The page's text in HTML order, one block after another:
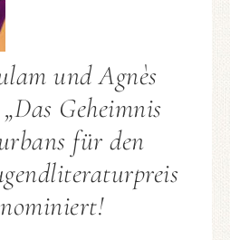
und Agnès
Geheimnis
für den